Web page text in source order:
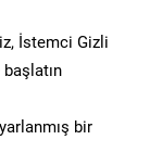
İstemci Gizli
bir